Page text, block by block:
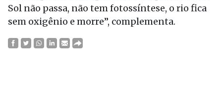
Sol não passa, não tem fotossíntese, o rio fica
sem oxigênio e morre”, complementa.